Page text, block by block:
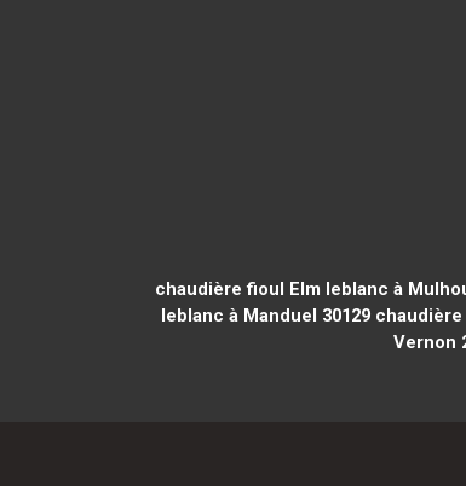
chaudière fioul Elm leblanc à
leblanc à Manduel 30129chaudière
Vernon